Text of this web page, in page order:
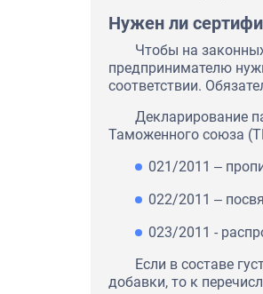
Нужен ли
Чтобы на
предпринимателю
соответствии.
Декларирование
Таможенного союза
021/2011 ‒
022/2011 ‒
023/2011 -
Если в составе
добавки, то к